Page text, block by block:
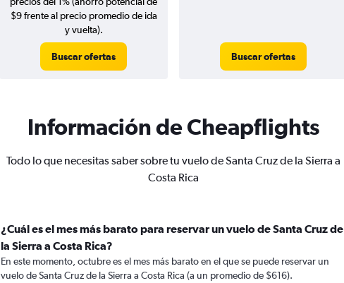
$9 frente al precio promedio de ida
y vuelta).
Buscar ofertas Buscar ofertas
Información de Cheapflights
Todo lo que necesitas saber sobre tu vuelo de Santa Cruz de la Sierra a
Costa Rica
¿Cuál es el mes más barato para reservar un vuelo de Santa Cruz de
la Sierra a Costa Rica?
En este momento, octubre es el mes más barato en el que se puede reservar un
vuelo de Santa Cruz de la Sierra a Costa Rica (a un promedio de $616).